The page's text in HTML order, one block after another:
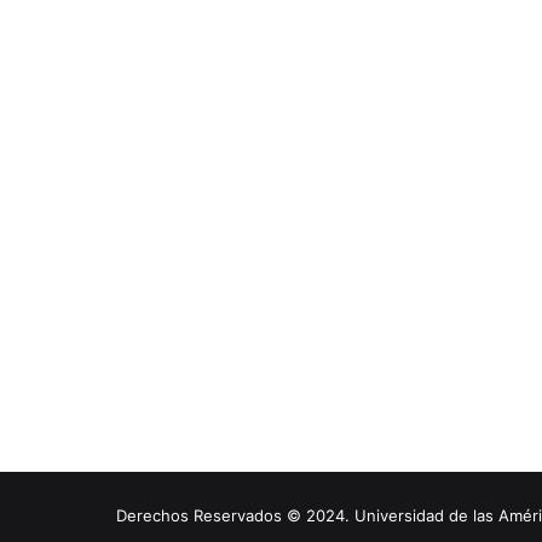
Derechos Reservados © 2024. Universidad de las